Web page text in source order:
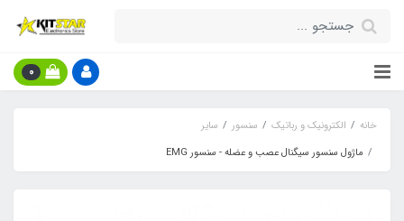
0
خانه الکترونیک و رباتیک سنسور
سایر
ماژول سنسور سیگنال عصب و عضله - سنسور EMG